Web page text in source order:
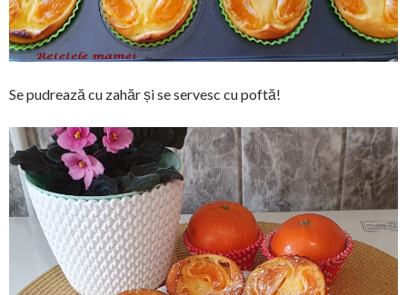
Se pudrează cu zahăr și se servesc cu poftă!